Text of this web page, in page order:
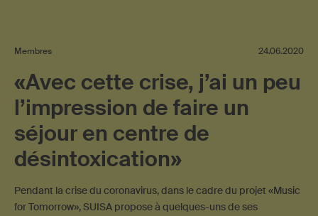
Membres 24.06.2020
«Avec cette crise, j’ai un peu
l’impression de faire un
séjour en centre de
désintoxication»
Pendant la crise du coronavirus, dans le cadre du projet «Music
for Tomorrow», SUISA propose à quelques-uns de ses